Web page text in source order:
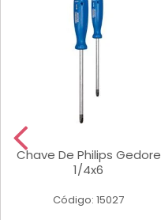
Chave De Philips Gedore
1/4x6
Código: 15027